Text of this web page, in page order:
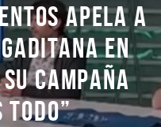
APELA A
EN
CAMPAÑA
TODO”